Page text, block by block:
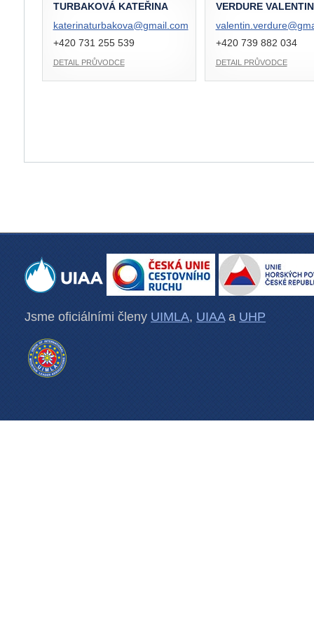
TURBAKOVÁ KATEŘINA
katerinaturbakova@gmail.com
+420 731 255 539
DETAIL PRŮVODCE
VERDURE VALENTIN
valentin.verdure@
+420 739 882 034
DETAIL PRŮVODCE
Jsme oficiálními členy UIMLA, UIAAa UHP